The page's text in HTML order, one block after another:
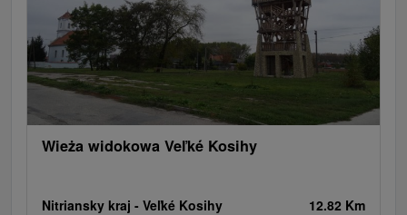
Wieża widokowa Veľké Kosihy
Nitriansky kraj - Veľké Kosihy 12.82 Km